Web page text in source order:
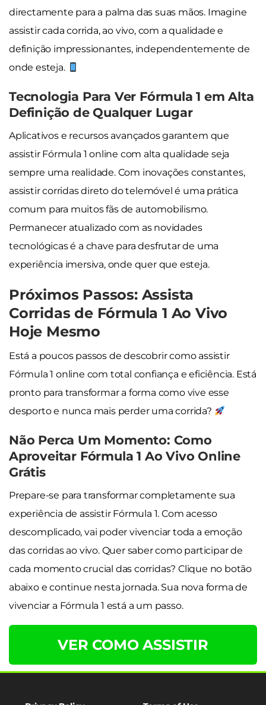
directamente para a palma das suas mãos. Imagine
assistir cada corrida, ao vivo, com a qualidade e
definição impressionantes, independentemente de
onde esteja.
Tecnologia Para Ver Fórmula 1 em Alta
Definição de Qualquer Lugar
Aplicativos e recursos avançados garantem que
assistir Fórmula 1 online com alta qualidade seja
sempre uma realidade. Com inovações constantes,
assistir corridas direto do telemóvel é uma prática
comum para muitos fãs de automobilismo.
Permanecer atualizado com as novidades
tecnológicas é a chave para desfrutar de uma
experiência imersiva, onde quer que esteja.
Próximos Passos: Assista
Corridas de Fórmula 1 Ao Vivo
Hoje Mesmo
Está a poucos passos de descobrir como assistir
Fórmula 1 online com total confiança e eficiência. Está
pronto para transformar a forma como vive esse
desporto e nunca mais perder uma corrida?
Não Perca Um Momento: Como
Aproveitar Fórmula 1 Ao Vivo Online
Grátis
Prepare-se para transformar completamente sua
experiência de assistir Fórmula 1. Com acesso
descomplicado, vai poder vivenciar toda a emoção
das corridas ao vivo. Quer saber como participar de
cada momento crucial das corridas? Clique no botão
abaixo e continue nesta jornada. Sua nova forma de
vivenciar a Fórmula 1 está a um passo.
VER COMO ASSISTIR